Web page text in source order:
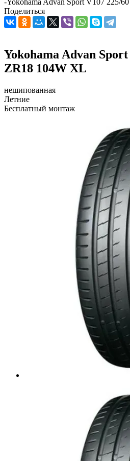
-Yokohama Advan Sport V107 225/
Поделиться
Yokohama Advan Sport
ZR18 104W XL
нешипованная
Летние
Бесплатный монтаж